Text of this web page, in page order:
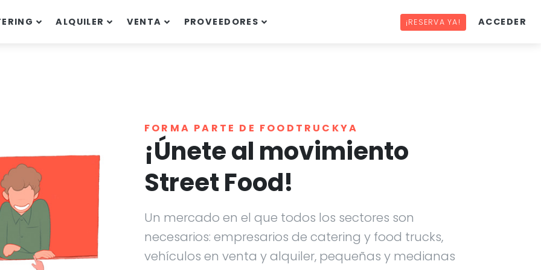
ALQUILER VENTA PROVEEDORES ¡RESERVA YA! ACCEDER
FORMA PARTE DE FOODTRUCKYA
¡Únete al movimiento
Street Food!
Un mercado en el que todos los sectores son
necesarios: empresarios de catering y food trucks,
vehículos en venta y alquiler, pequeñas y medianas